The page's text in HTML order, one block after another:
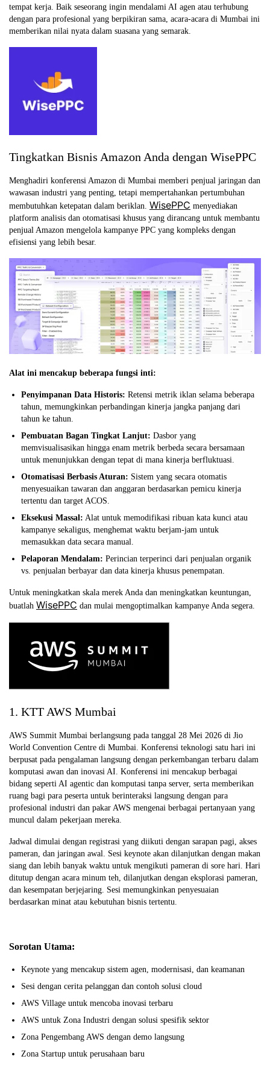
tempat kerja. Baik seseorang ingin mendalami AI agen atau terhubung
dengan para profesional yang berpikiran sama, acara-acara di Mumbai ini
memberikan nilai nyata dalam suasana yang semarak.
Tingkatkan Bisnis Amazon Anda dengan WisePPC
Menghadiri konferensi Amazon di Mumbai memberi penjual jaringan dan
wawasan industri yang penting, tetapi mempertahankan pertumbuhan
membutuhkan ketepatan dalam beriklan. WisePPC menyediakan
platform analisis dan otomatisasi khusus yang dirancang untuk membantu
penjual Amazon mengelola kampanye PPC yang kompleks dengan
efisiensi yang lebih besar.
Alat ini mencakup beberapa fungsi inti:
Penyimpanan Data Historis: Retensi metrik iklan selama beberapa
tahun, memungkinkan perbandingan kinerja jangka panjang dari
tahun ke tahun.
Pembuatan Bagan Tingkat Lanjut: Dasbor yang
memvisualisasikan hingga enam metrik berbeda secara bersamaan
untuk menunjukkan dengan tepat di mana kinerja berfluktuasi.
Otomatisasi Berbasis Aturan: Sistem yang secara otomatis
menyesuaikan tawaran dan anggaran berdasarkan pemicu kinerja
tertentu dan target ACOS.
Eksekusi Massal: Alat untuk memodifikasi ribuan kata kunci atau
kampanye sekaligus, menghemat waktu berjam-jam untuk
memasukkan data secara manual.
Pelaporan Mendalam: Perincian terperinci dari penjualan organik
vs. penjualan berbayar dan data kinerja khusus penempatan.
Untuk meningkatkan skala merek Anda dan meningkatkan keuntungan,
buatlah WisePPC dan mulai mengoptimalkan kampanye Anda segera.
1. KTT AWS Mumbai
AWS Summit Mumbai berlangsung pada tanggal 28 Mei 2026 di Jio
World Convention Centre di Mumbai. Konferensi teknologi satu hari ini
berpusat pada pengalaman langsung dengan perkembangan terbaru dalam
komputasi awan dan inovasi AI. Konferensi ini mencakup berbagai
bidang seperti AI agentic dan komputasi tanpa server, serta memberikan
ruang bagi para peserta untuk berinteraksi langsung dengan para
profesional industri dan pakar AWS mengenai berbagai pertanyaan yang
muncul dalam pekerjaan mereka.
Jadwal dimulai dengan registrasi yang diikuti dengan sarapan pagi, akses
pameran, dan jaringan awal. Sesi keynote akan dilanjutkan dengan makan
siang dan lebih banyak waktu untuk mengikuti pameran di sore hari. Hari
ditutup dengan acara minum teh, dilanjutkan dengan eksplorasi pameran,
dan kesempatan berjejaring. Sesi memungkinkan penyesuaian
berdasarkan minat atau kebutuhan bisnis tertentu.
Sorotan Utama:
Keynote yang mencakup sistem agen, modernisasi, dan keamanan
Sesi dengan cerita pelanggan dan contoh solusi cloud
AWS Village untuk mencoba inovasi terbaru
AWS untuk Zona Industri dengan solusi spesifik sektor
Zona Pengembang AWS dengan demo langsung
Zona Startup untuk perusahaan baru